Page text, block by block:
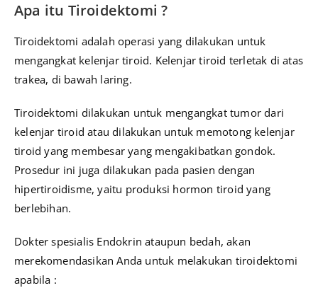
Apa itu Tiroidektomi ?
Tiroidektomi adalah operasi yang dilakukan untuk
mengangkat kelenjar tiroid. Kelenjar tiroid terletak di atas
trakea, di bawah laring.
Tiroidektomi dilakukan untuk mengangkat tumor dari
kelenjar tiroid atau dilakukan untuk memotong kelenjar
tiroid yang membesar yang mengakibatkan gondok.
Prosedur ini juga dilakukan pada pasien dengan
hipertiroidisme, yaitu produksi hormon tiroid yang
berlebihan.
Dokter spesialis Endokrin ataupun bedah, akan
merekomendasikan Anda untuk melakukan tiroidektomi
apabila :